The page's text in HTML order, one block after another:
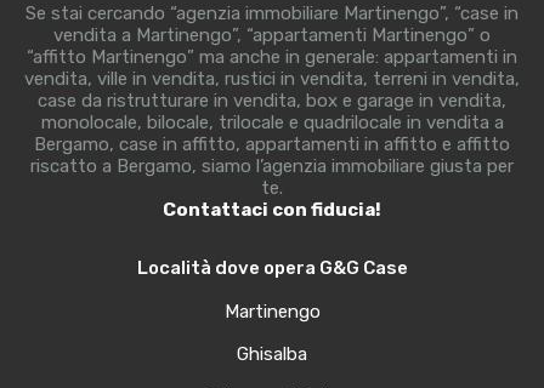
Se stai cercando “agenzia immobiliare Martinengo”, “case in
vendita a Martinengo”, “appartamenti Martinengo” o
“affitto Martinengo” ma anche in generale: appartamenti in
vendita, ville in vendita, rustici in vendita, terreni in vendita,
case da ristrutturare in vendita, box e garage in vendita,
monolocale, bilocale, trilocale e quadrilocale in vendita a
Bergamo, case in affitto, appartamenti in affitto e affitto
riscatto a Bergamo, siamo l’agenzia immobiliare giusta per
te.
Contattaci con fiducia!
Località dove opera G&G Case
Martinengo
Ghisalba